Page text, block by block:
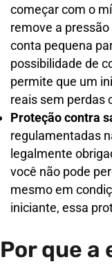
começar com o
remove a
conta pequena
possibilidade de
permite que um
reais sem perdas
Proteção contra
regulamentadas
legalmente
você não pode
mesmo em
iniciante, essa
Por que a